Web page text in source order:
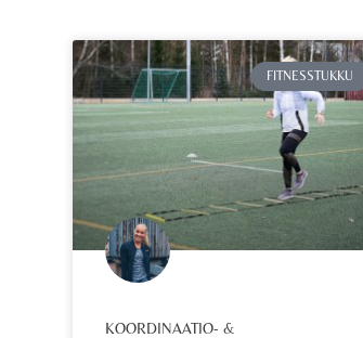
FITNESSTUKKU
KOORDINAATIO- &